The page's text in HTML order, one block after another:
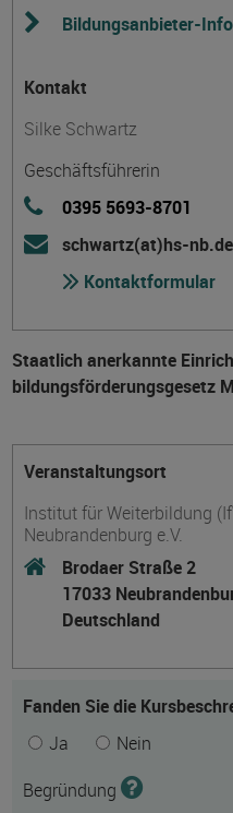
Bildungsanbieter-
Kontakt
Silke Schwartz
Geschäftsführerin
0395 5693-8701
schwartz(at)hs-nb.de
Kontaktformular
Staatlich anerkannte
bildungs­förderungs­gesetz
Veranstaltungsort
Institut für Weiterbildung
Neubrandenburg e.V.
Brodaer Straße 2
17033
Deutschland
Fanden Sie die
Ja
Nein
Begründung